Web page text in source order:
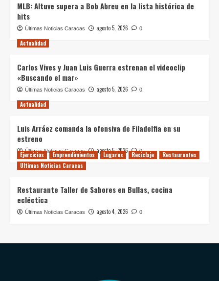
MLB: Altuve supera a Bob Abreu en la lista histórica de
hits
Últimas Noticias Caracas agosto 5, 2026 0
Actualidad
Carlos Vives y Juan Luis Guerra estrenan el videoclip
«Buscando el mar»
Últimas Noticias Caracas agosto 5, 2026 0
Actualidad
Luis Arráez comanda la ofensiva de Filadelfia en su
estreno
Últimas Noticias Caracas agosto 5, 2026 0
Ejercicios Emprendimientos Lugares Reciclaje
Restaurantes
Ultimas Noticias Caracas
Restaurante Taller de Sabores en Bullas, cocina
ecléctica
Últimas Noticias Caracas agosto 4, 2026 0